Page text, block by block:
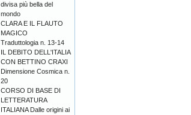
divisa più bella del
mondo
CLARA E IL FLAUTO
MAGICO
Traduttologia n. 13-14
IL DEBITO DELL'ITALIA
CON BETTINO CRAXI
Dimensione Cosmica n.
20
CORSO DI BASE DI
LETTERATURA
ITALIANA Dalle origini ai